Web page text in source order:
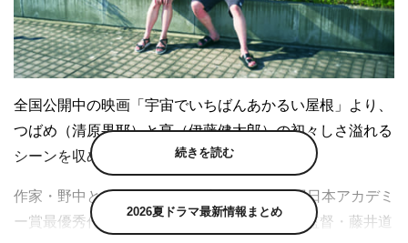
全国公開中の映画「宇宙でいちばんあかるい屋根」より、
つばめ（清原果耶）と亨（伊藤健太郎）の初々しさ溢れる
シーンを収めた本編映像が解禁された。
作家・野中ともその人気同名小説を、第43回日本アカデミ
ー賞最優秀作品賞を受賞した「新聞記者」の監督・藤井道
続きを読む
2026夏ドラマ最新情報まとめ